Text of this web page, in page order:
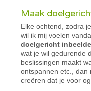
Maak
Elke ochtend, zodra
wil ik mij voelen
doelgericht
wat je wil gedurende
beslissingen maakt
ontspannen etc., dan
creëren dat je voor